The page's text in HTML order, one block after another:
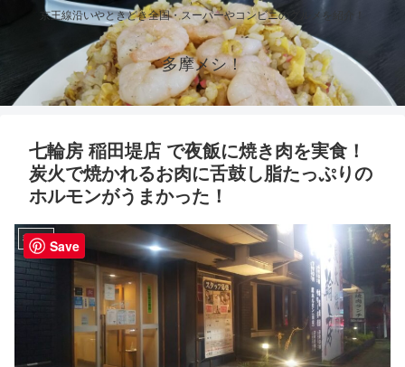
京王線沿いやときどき全国・スーパーやコンビニのグルメを紹介！
多摩メシ！
七輪房 稲田堤店 で夜飯に焼き肉を実食！
炭火で焼かれるお肉に舌鼓し脂たっぷりの
ホルモンがうまかった！
稲田堤 Save